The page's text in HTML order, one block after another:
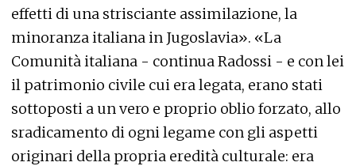
effetti di una strisciante assimilazione, la
minoranza italiana in Jugoslavia». «La
Comunità italiana - continua Radossi - e con lei
il patrimonio civile cui era legata, erano stati
sottoposti a un vero e proprio oblio forzato, allo
sradicamento di ogni legame con gli aspetti
originari della propria eredità culturale: era